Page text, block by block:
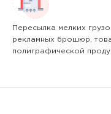
Пересылка мелких
рекламных брошюр,
полиграфической